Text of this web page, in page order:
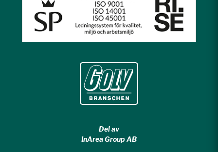
Del av
InArea Group AB